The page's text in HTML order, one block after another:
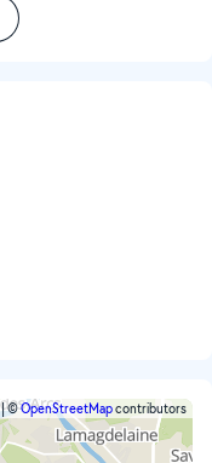
|©OpenStreetMapcontributors